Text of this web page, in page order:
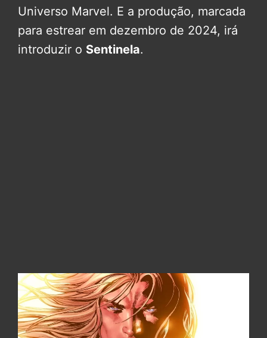
Universo Marvel. E a produção, marcada
para estrear em dezembro de 2024, irá
introduzir o Sentinela.